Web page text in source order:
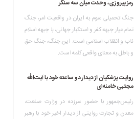
رمز پیروزی، وحدت میان سه سنگر
جنگ تحمیلی سوم به ایران در واقعیت امر، جنگ
تمام عیار جبهه کفر و استکبار جهانی، با جبهه اسلام
ناب و انقلاب اسلامی است. این جنگ، جنگ حق
و باطل به معنای واقعی کلمه است.
روایت پزشکیان از دیدار دو ساعته خود با آیت‌الله
مجتبی خامنه‌ای
رئیس‌جمهور با حضور سرزده در وزارت صنعت،
معدن و تجارت روایتی از دیدار اخیر خود با رهبر